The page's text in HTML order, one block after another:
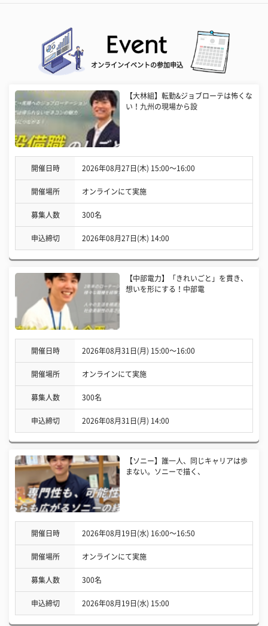
オンラインイベントの参加申込
【大林組】転勤&ジョブローテは怖くな
い！九州の現場から設
開催日時 2026年08月27日(木) 15:00〜16:00
開催場所 オンラインにて実施
募集人数 300名
申込締切 2026年08月27日(木) 14:00
【中部電力】「きれいごと」を貫き、
想いを形にする！中部電
開催日時 2026年08月31日(月) 15:00〜16:00
開催場所 オンラインにて実施
募集人数 300名
申込締切 2026年08月31日(月) 14:00
【ソニー】誰一人、同じキャリアは歩
まない。ソニーで描く、
開催日時 2026年08月19日(水) 16:00〜16:50
開催場所 オンラインにて実施
募集人数 300名
申込締切 2026年08月19日(水) 15:00